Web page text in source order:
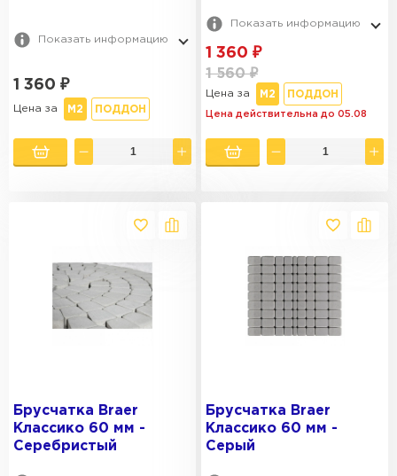
Показать информацию
1 360 ₽
Цена за М2 ПОДДОН
Показать информацию
1 360 ₽
1 560₽
Цена за М2 ПОДДОН
Цена действительна до 05.08
Брусчатка Braer
Классико 60 мм -
Серебристый
Брусчатка Braer
Классико 60 мм -
Серый